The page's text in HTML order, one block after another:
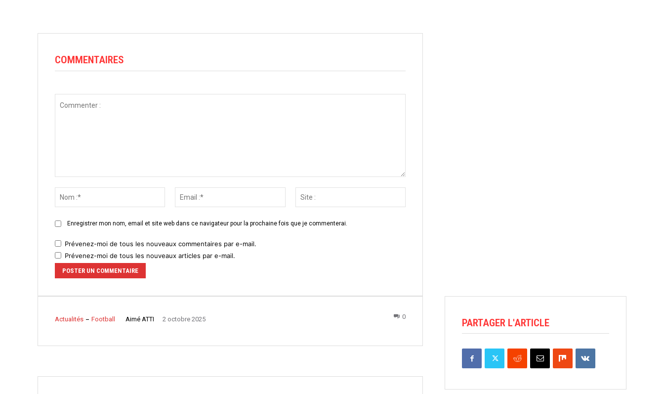
COMMENTAIRES
Enregistrer mon nom, email et site web dans ce navigateur pour la prochaine fois que je commenterai.
Prévenez-moi de tous les nouveaux commentaires par e-mail.
Prévenez-moi de tous les nouveaux articles par e-mail.
Actualités Football Aimé ATTI 2 octobre 2025 0
PARTAGER L'ARTICLE